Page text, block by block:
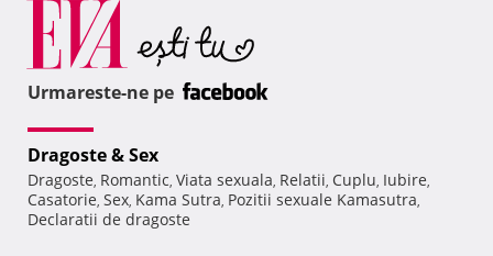
Urmareste-ne pe
Dragoste & Sex
Dragoste, Romantic, Viata sexuala, Relatii, Cuplu, Iubire,
Casatorie, Sex, Kama Sutra, Pozitii sexuale Kamasutra,
Declaratii de dragoste